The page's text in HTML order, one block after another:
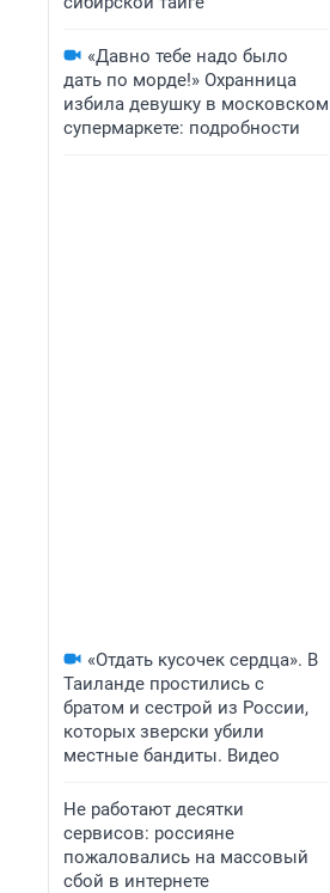
«Давно тебе надо было
дать по морде!» Охранница
избила девушку в московском
супермаркете: подробности
«Отдать кусочек сердца». В
Таиланде простились с
братом и сестрой из России,
которых зверски убили
местные бандиты. Видео
Не работают десятки
сервисов: россияне
пожаловались на массовый
сбой в интернете